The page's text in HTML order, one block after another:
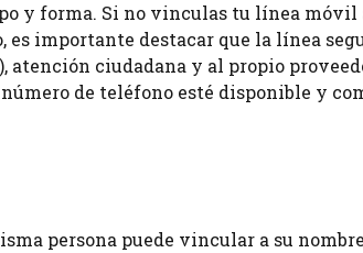
y forma. Si no vinculas tu línea móvil
es importante destacar que la línea
atención ciudadana y al propio
de teléfono esté disponible y
persona puede vincular a su